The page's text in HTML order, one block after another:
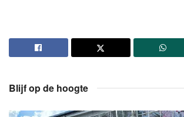
Blijf op de hoogte